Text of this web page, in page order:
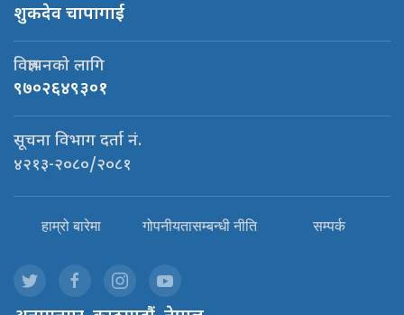
शुकदेव चापागाई
विज्ञापनको लागि
९७०२६४९३०१
सूचना विभाग दर्ता नं.
४२१३-२०८०/२०८१
हाम्रो बारेमा गोपनीयतासम्बन्धी नीति सम्पर्क